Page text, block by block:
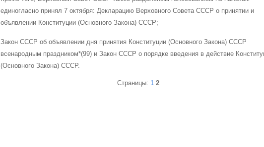
единогласно принял 7 октября: Декларацию Верховного Совета СССР о принятии и
объявлении Конституции (Основного Закона) СССР;
Закон СССР об объявлении дня принятия Конституции (Основного Закона) СССР
всенародным праздником*(99) и Закон СССР о порядке введения в действие
(Основного Закона) СССР.
Страницы: 1 2